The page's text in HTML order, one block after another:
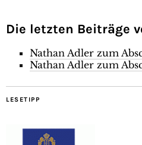
Die letzten Beiträge
Nathan Adler zum
Nathan Adler zum
LESETIPP